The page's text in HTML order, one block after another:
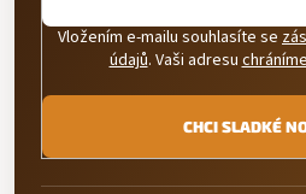
Vložením e-mailu souhlasíte se
údajů. Vaši adresu
CHCI SLADKÉ